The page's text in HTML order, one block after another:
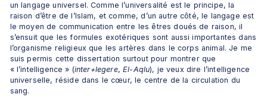
un langage universel. Comme l’universalité est le principe, la
raison d’être de l’Islam, et comme, d’un autre côté, le langage est
le moyen de communication entre les êtres doués de raison, il
s’ensuit que les formules exotériques sont aussi importantes dans
l’organisme religieux que les artères dans le corps animal. Je me
suis permis cette dissertation surtout pour montrer que
« l’intelligence » (inter+legere, El-Aqlu), je veux dire l’intelligence
universelle, réside dans le cœur, le centre de la circulation du
sang.